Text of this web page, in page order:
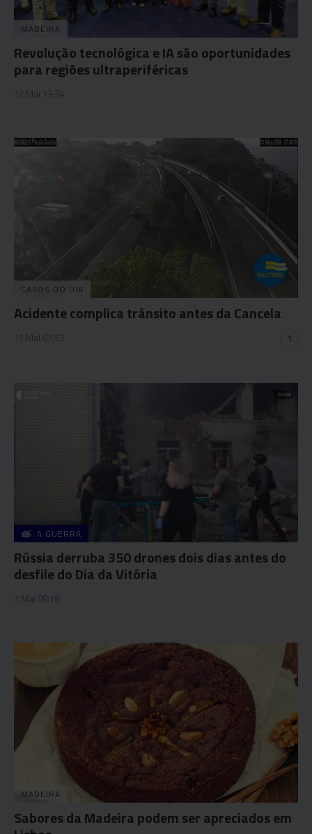
MADEIRA
Revolução tecnológica e IA são oportunidades
para regiões ultraperiféricas
12 Mai 13:34
CASOS DO DIA
Acidente complica trânsito antes da Cancela
11 Mai 07:53 1
A GUERRA
Rússia derruba 350 drones dois dias antes do
desfile do Dia da Vitória
7 Mai 09:18
MADEIRA
Sabores da Madeira podem ser apreciados em